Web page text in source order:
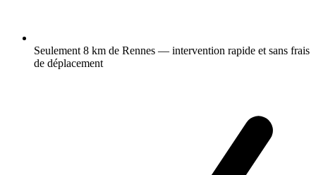
Seulement 8 km de Rennes — intervention rapide et sans frais
de déplacement